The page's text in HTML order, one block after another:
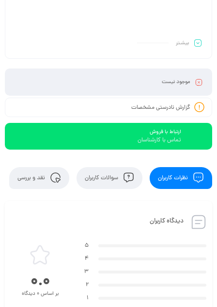
بیشـتر
موجود نیست
گزارش نادرستی مشخصات
ارتباط با فروش
تماس با کارشناسان
نظرات کاربران سوالات کاربران نقد و بررسی
دیدگاه کاربران
5
4
3
2
1
0.0
بر اساس 0 دیدگاه